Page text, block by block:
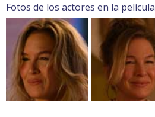
Fotos de los actores en la película